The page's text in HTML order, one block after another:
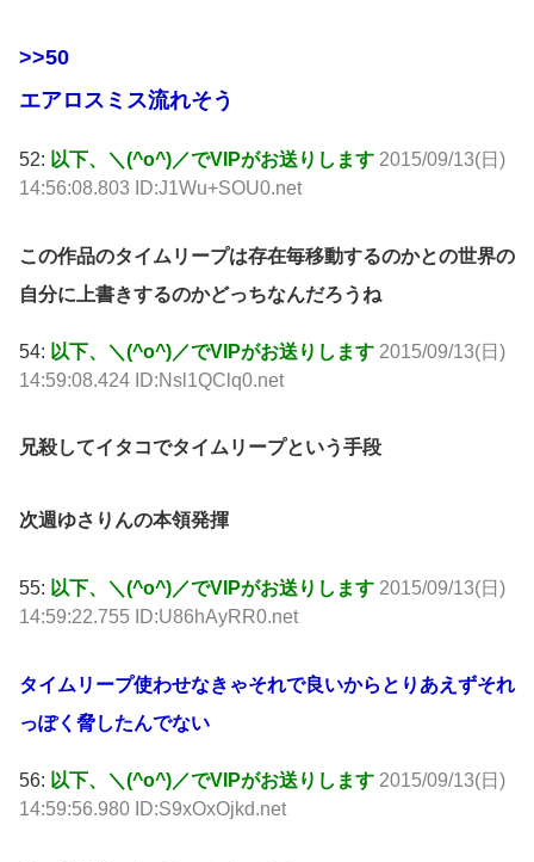
>>50
エアロスミス流れそう
52: 以下、＼(^o^)／でVIPがお送りします 2015/09/13(日)
14:56:08.803 ID:J1Wu+SOU0.net
この作品のタイムリープは存在毎移動するのかとの世界の
自分に上書きするのかどっちなんだろうね
54: 以下、＼(^o^)／でVIPがお送りします 2015/09/13(日)
14:59:08.424 ID:Nsl1QClq0.net
兄殺してイタコでタイムリープという手段
次週ゆさりんの本領発揮
55: 以下、＼(^o^)／でVIPがお送りします 2015/09/13(日)
14:59:22.755 ID:U86hAyRR0.net
タイムリープ使わせなきゃそれで良いからとりあえずそれ
っぽく脅したんでない
56: 以下、＼(^o^)／でVIPがお送りします 2015/09/13(日)
14:59:56.980 ID:S9xOxOjkd.net